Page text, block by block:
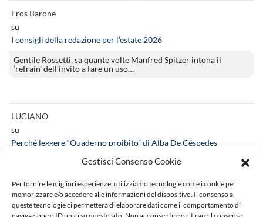
Gestisci Consenso Cookie
Per fornire le migliori esperienze, utilizziamo tecnologie come i cookie per
memorizzare e/o accedere alle informazioni del dispositivo. Il consenso a
queste tecnologie ci permetterà di elaborare dati come il comportamento di
Eros Barone
su
I consigli della redazione per l’estate 2026
Gentile Rossetti, sa quante volte Manfred Spitzer intona il
‘refrain’ dell’invito a fare un uso…
LUCIANO
su
Perché leggere “Quaderno proibito” di Alba De Céspedes
Indubbiamente il libro risente, negativamente, della necessità di